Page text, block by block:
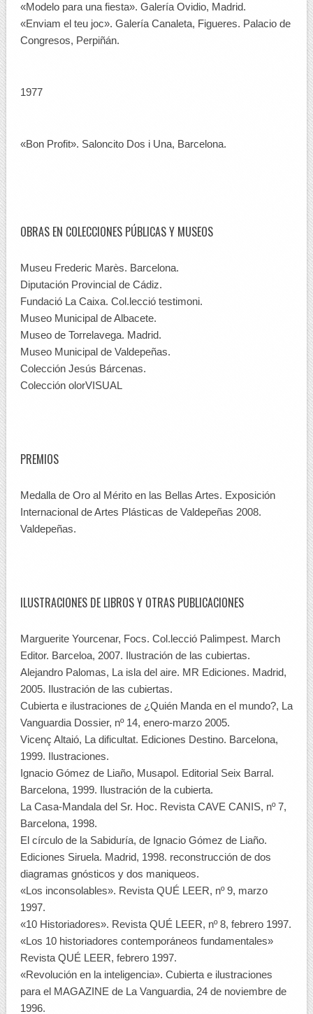
«Modelo para una fiesta». Galería Ovidio, Madrid.
«Enviam el teu joc». Galería Canaleta, Figueres. Palacio de
Congresos, Perpiñán.
1977
«Bon Profit». Saloncito Dos i Una, Barcelona.
OBRAS EN COLECCIONES PÚBLICAS Y MUSEOS
Museu Frederic Marès. Barcelona.
Diputación Provincial de Cádiz.
Fundació La Caixa. Col.lecció testimoni.
Museo Municipal de Albacete.
Museo de Torrelavega. Madrid.
Museo Municipal de Valdepeñas.
Colección Jesús Bárcenas.
Colección olorVISUAL
PREMIOS
Medalla de Oro al Mérito en las Bellas Artes. Exposición
Internacional de Artes Plásticas de Valdepeñas 2008.
Valdepeñas.
ILUSTRACIONES DE LIBROS Y OTRAS PUBLICACIONES
Marguerite Yourcenar, Focs. Col.lecció Palimpest. March
Editor. Barceloa, 2007. Ilustración de las cubiertas.
Alejandro Palomas, La isla del aire. MR Ediciones. Madrid,
2005. Ilustración de las cubiertas.
Cubierta e ilustraciones de ¿Quién Manda en el mundo?, La
Vanguardia Dossier, nº 14, enero-marzo 2005.
Vicenç Altaió, La dificultat. Ediciones Destino. Barcelona,
1999. Ilustraciones.
Ignacio Gómez de Liaño, Musapol. Editorial Seix Barral.
Barcelona, 1999. Ilustración de la cubierta.
La Casa-Mandala del Sr. Hoc. Revista CAVE CANIS, nº 7,
Barcelona, 1998.
El círculo de la Sabiduría, de Ignacio Gómez de Liaño.
Ediciones Siruela. Madrid, 1998. reconstrucción de dos
diagramas gnósticos y dos maniqueos.
«Los inconsolables». Revista QUÉ LEER, nº 9, marzo
1997.
«10 Historiadores». Revista QUÉ LEER, nº 8, febrero 1997.
«Los 10 historiadores contemporáneos fundamentales»
Revista QUÉ LEER, febrero 1997.
«Revolución en la inteligencia». Cubierta e ilustraciones
para el MAGAZINE de La Vanguardia, 24 de noviembre de
1996.